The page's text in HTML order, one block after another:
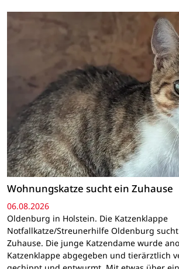
Wohnungskatze sucht ein Zuhause
06.08.2026
Oldenburg in Holstein. Die Katzenklappe
Notfallkatze/Streunerhilfe Oldenburg sucht
Zuhause. Die junge Katzendame wurde
Katzenklappe abgegeben und tierärztlich